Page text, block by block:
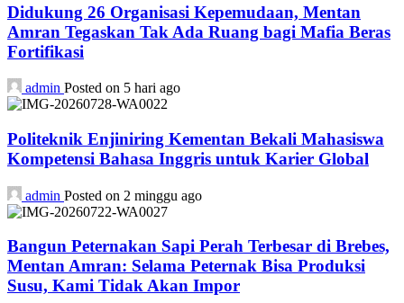
Didukung 26 Organisasi Kepemudaan, Mentan
Amran Tegaskan Tak Ada Ruang bagi Mafia Beras
Fortifikasi
admin Posted on 5 hari ago
Politeknik Enjiniring Kementan Bekali Mahasiswa
Kompetensi Bahasa Inggris untuk Karier Global
admin Posted on 2 minggu ago
Bangun Peternakan Sapi Perah Terbesar di Brebes,
Mentan Amran: Selama Peternak Bisa Produksi
Susu, Kami Tidak Akan Impor